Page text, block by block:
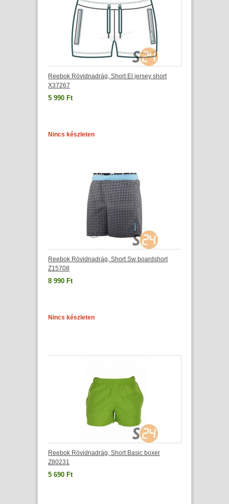
Reebok Rövidnadrág, Short El jersey short
X37267
5 990 Ft
Nincs készleten
Reebok Rövidnadrág, Short Sw boardshort
Z15708
8 990 Ft
Nincs készleten
Reebok Rövidnadrág, Short Basic boxer
Z80231
5 690 Ft